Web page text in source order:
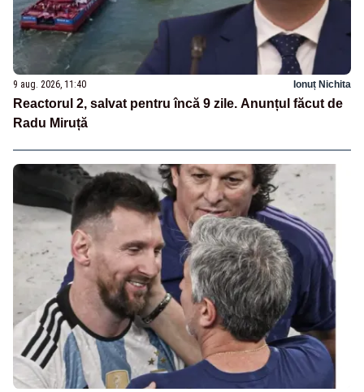
9 aug. 2026, 11:40 Ionuț Nichita
Reactorul 2, salvat pentru încă 9 zile. Anunțul făcut de
Radu Miruță